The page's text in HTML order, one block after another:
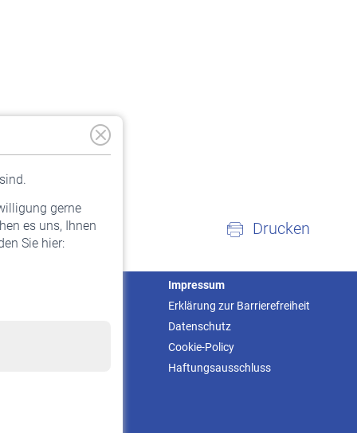
gerne
es uns, Ihnen
Sie hier:
Drucken
Impressum
Erklärung zur Barrierefreiheit
Datenschutz
Cookie-Policy
Haftungsausschluss